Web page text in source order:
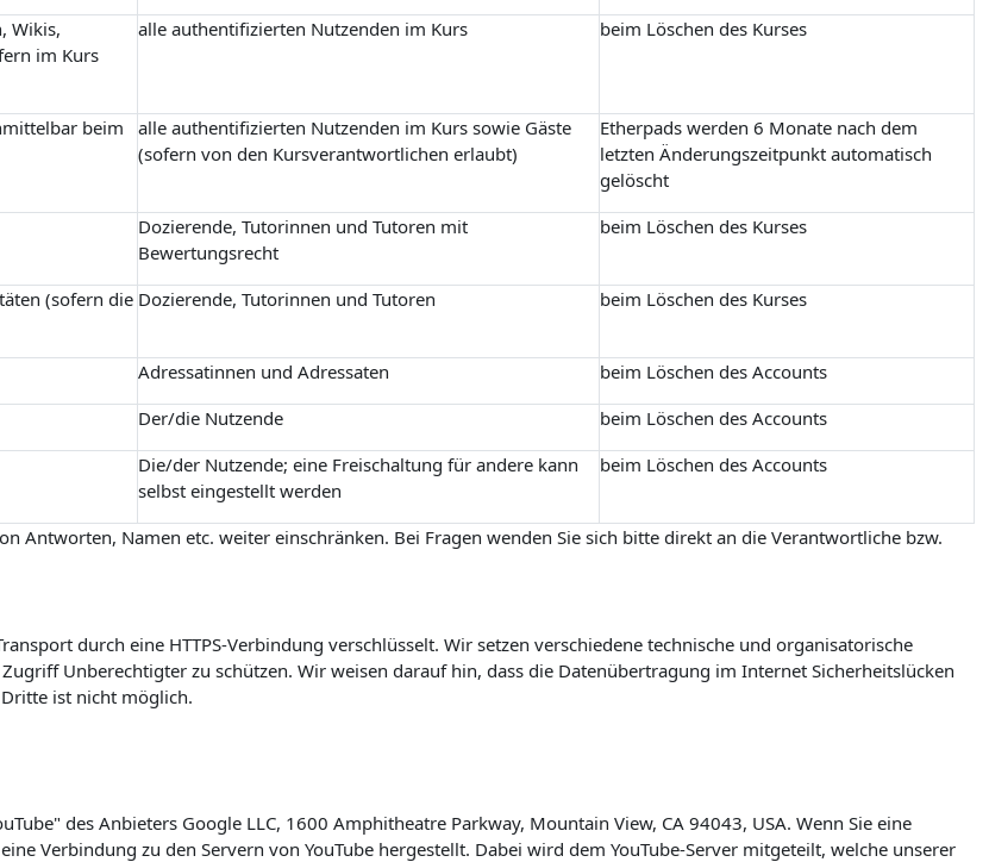
Wikis,
im Kurs
alle authentifizierten Nutzenden im Kurs beim Löschen des Kurses
beim
alle authentifizierten Nutzenden im Kurs sowie Gäste
(sofern von den Kursverantwortlichen erlaubt)
Etherpads werden 6 Monate nach dem
letzten Änderungszeitpunkt automatisch
gelöscht
Dozierende, Tutorinnen und Tutoren mit
Bewertungsrecht
beim Löschen des Kurses
(sofern die Dozierende, Tutorinnen und Tutoren beim Löschen des Kurses
Adressatinnen und Adressaten
beim Löschen des Accounts
Der/die Nutzende
beim Löschen des Accounts
Die/der Nutzende; eine Freischaltung für andere kann
selbst eingestellt werden
beim Löschen des Accounts
Antworten, Namen etc. weiter einschränken. Bei Fragen wenden Sie sich bitte direkt an die Verantwortliche bzw.
durch eine HTTPS-Verbindung verschlüsselt. Wir setzen verschiedene technische und organisatorische
Unberechtigter zu schützen. Wir weisen darauf hin, dass die Datenübertragung im Internet Sicherheitslücken
ist nicht möglich.
des Anbieters Google LLC, 1600 Amphitheatre Parkway, Mountain View, CA 94043, USA. Wenn Sie eine
Verbindung zu den Servern von YouTube hergestellt. Dabei wird dem YouTube-Server mitgeteilt, welche unserer